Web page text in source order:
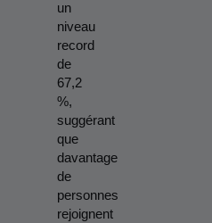
un
niveau
record
de
67,2
%,
suggérant
que
davantage
de
personnes
rejoignent